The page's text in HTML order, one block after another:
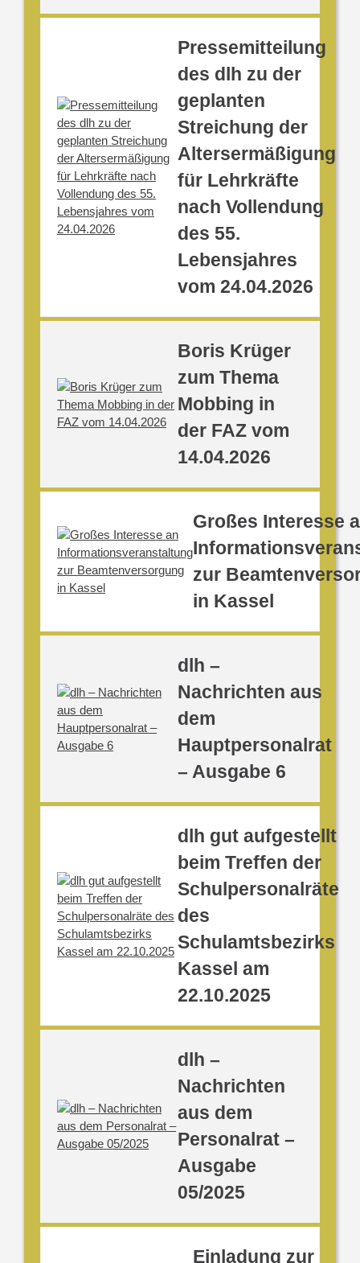
Pressemitteilung
des dlh zu der
geplanten
Streichung der
Altersermäßigung
für Lehrkräfte
nach Vollendung
des 55.
Lebensjahres
vom 24.04.2026
Boris Krüger
zum Thema
Mobbing in
der FAZ vom
14.04.2026
Großes Interesse
zur
in Kassel
dlh –
Nachrichten aus
dem
Hauptpersonalrat
– Ausgabe 6
dlh gut aufgestellt
beim Treffen der
Schulpersonalräte
des
Schulamtsbezirks
Kassel am
22.10.2025
dlh –
Nachrichten
aus dem
Personalrat –
Ausgabe
05/2025
Einladung zur